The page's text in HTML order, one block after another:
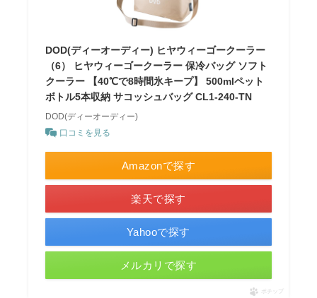
DOD(ディーオーディー) ヒヤウィーゴークーラー
（6） ヒヤウィーゴークーラー 保冷バッグ ソフト
クーラー 【40℃で8時間氷キープ】 500mlペット
ボトル5本収納 サコッシュバッグ CL1-240-TN
DOD(ディーオーディー)
口コミを見る
Amazonで探す
楽天で探す
Yahooで探す
メルカリで探す
ポチップ